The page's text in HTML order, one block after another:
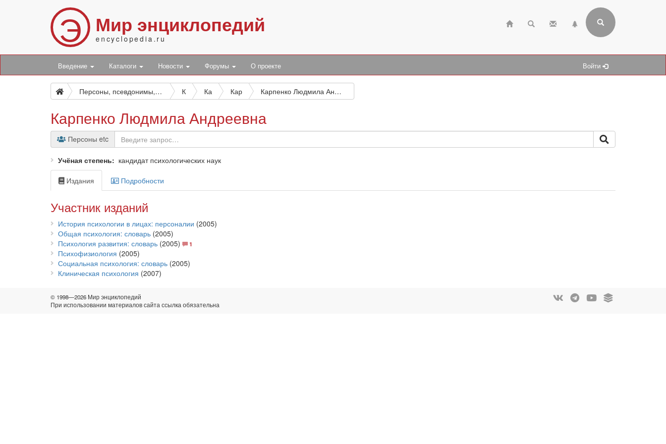
Э Мир энциклопедий
encyclopedia.ru
Введение Каталоги Новости Форумы О проекте Войти
Персоны, псевдонимы, персонажи и боты К Ка Кар Карпенко Людмила Андреевна
Карпенко Людмила Андреевна
Персоны etc
Учёная степень кандидат психологических наук
Издания Подробности
Участник изданий
История психологии в лицах: персоналии (2005)
Общая психология: словарь (2005)
Психология развития: словарь (2005) 1
Психофизиология (2005)
Социальная психология: словарь (2005)
Клиническая психология (2007)
© 1998—2026 Мир энциклопедий
При использовании материалов сайта ссылка обязательна